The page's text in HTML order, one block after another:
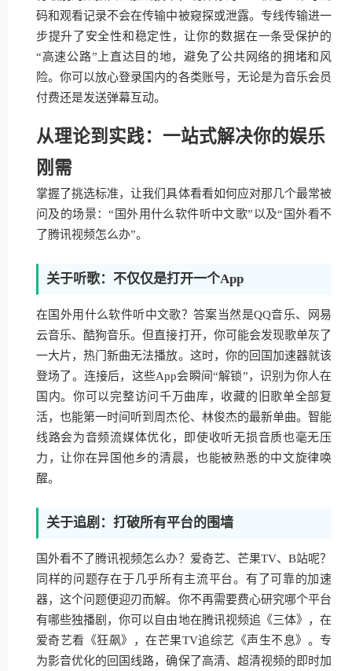
码和观看记录不会在传输中被窥探或泄露。专线传输进一
步提升了安全性和稳定性，让你的数据在一条受保护的
“高速公路”上直达目的地，避免了公共网络的拥堵和风
险。你可以放心登录国内的各类账号，无论是为音乐会员
付费还是发送弹幕互动。
从理论到实践：一站式解决你的娱乐
刚需
掌握了挑选标准，让我们具体看看如何应对那几个最常被
问及的场景：“国外用什么软件听中文歌”以及“国外看不
了腾讯视频怎么办”。
关于听歌：不仅仅是打开一个App
在国外用什么软件听中文歌？答案当然是QQ音乐、网易
云音乐、酷狗音乐。但直接打开，你可能会发现歌单灰了
一大片，热门新曲无法播放。这时，你的回国加速器就该
登场了。连接后，这些App会瞬间“解锁”，识别为你人在
国内。你可以完整访问千万曲库，收藏的旧歌单全部复
活，也能第一时间听到周杰伦、林俊杰的最新单曲。智能
线路会为音频流媒体优化，即使收听无损音质也毫无压
力，让你在异国他乡的清晨，也能被熟悉的中文旋律唤
醒。
关于追剧：打破所有平台的围墙
国外看不了腾讯视频怎么办？爱奇艺、芒果TV、B站呢？
同样的问题存在于几乎所有主流平台。有了可靠的加速
器，这个问题便迎刃而解。你不再需要费心研究哪个平台
有哪些独播剧，你可以自由地在腾讯视频追《三体》，在
爱奇艺看《狂飙》，在芒果TV追综艺《声生不息》。专
为影音优化的回国线路，确保了高清、超清视频的即时加